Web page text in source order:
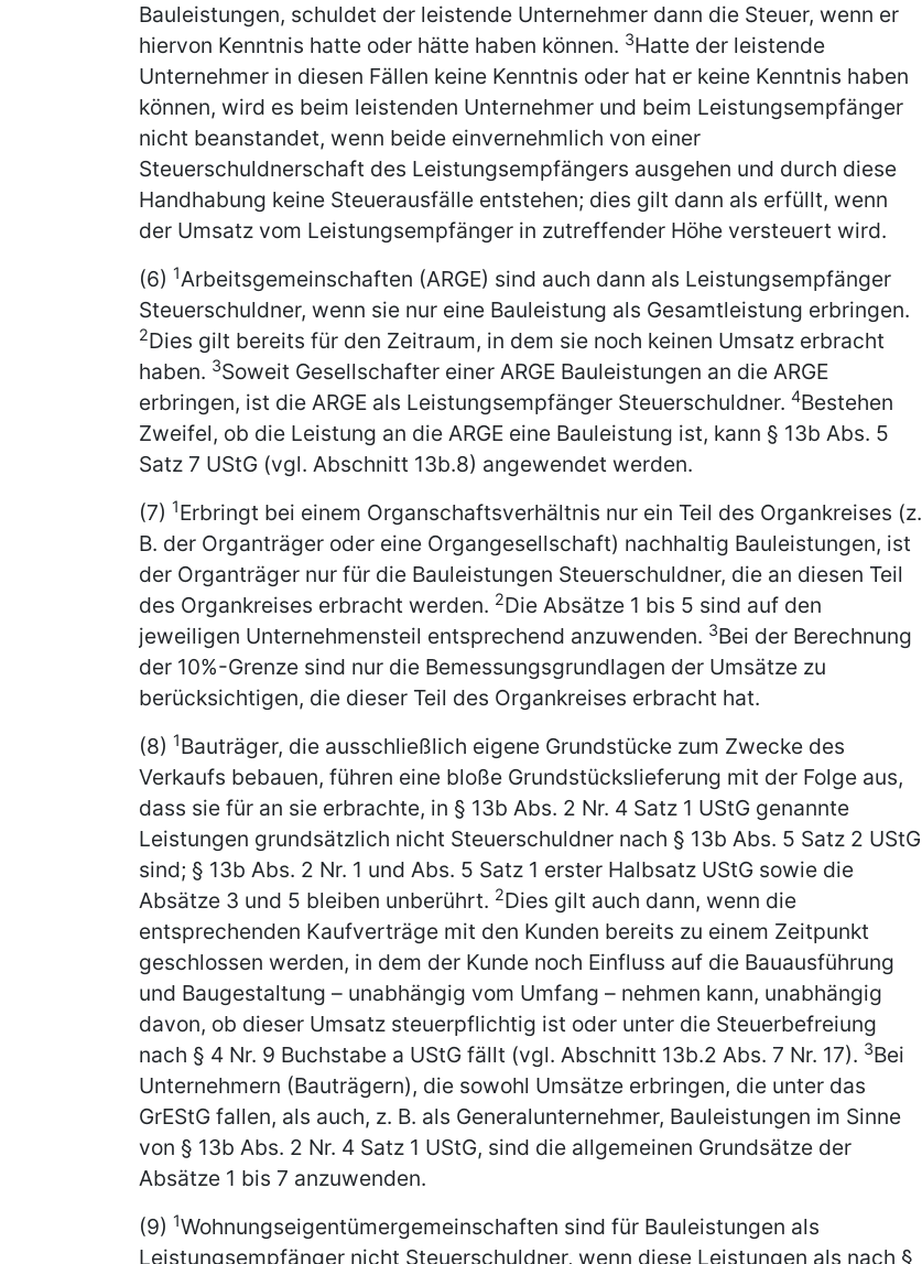
Bauleistungen, schuldet der leistende Unternehmer dann die Steuer, wenn er
hiervon Kenntnis hatte oder hätte haben können. 3Hatte der leistende
Unternehmer in diesen Fällen keine Kenntnis oder hat er keine Kenntnis haben
können, wird es beim leistenden Unternehmer und beim Leistungsempfänger
nicht beanstandet, wenn beide einvernehmlich von einer
Steuerschuldnerschaft des Leistungsempfängers ausgehen und durch diese
Handhabung keine Steuerausfälle entstehen; dies gilt dann als erfüllt, wenn
der Umsatz vom Leistungsempfänger in zutreffender Höhe versteuert wird.
(6) 1Arbeitsgemeinschaften (ARGE) sind auch dann als Leistungsempfänger
Steuerschuldner, wenn sie nur eine Bauleistung als Gesamtleistung erbringen.
2Dies gilt bereits für den Zeitraum, in dem sie noch keinen Umsatz erbracht
haben. 3Soweit Gesellschafter einer ARGE Bauleistungen an die ARGE
erbringen, ist die ARGE als Leistungsempfänger Steuerschuldner. 4Bestehen
Zweifel, ob die Leistung an die ARGE eine Bauleistung ist, kann § 13b Abs. 5
Satz 7 UStG (vgl. Abschnitt 13b.8) angewendet werden.
(7) 1Erbringt bei einem Organschaftsverhältnis nur ein Teil des Organkreises (z.
B. der Organträger oder eine Organgesellschaft) nachhaltig Bauleistungen, ist
der Organträger nur für die Bauleistungen Steuerschuldner, die an diesen Teil
des Organkreises erbracht werden. 2Die Absätze 1 bis 5 sind auf den
jeweiligen Unternehmensteil entsprechend anzuwenden. 3Bei der Berechnung
der 10%-Grenze sind nur die Bemessungsgrundlagen der Umsätze zu
berücksichtigen, die dieser Teil des Organkreises erbracht hat.
(8) 1Bauträger, die ausschließlich eigene Grundstücke zum Zwecke des
Verkaufs bebauen, führen eine bloße Grundstückslieferung mit der Folge aus,
dass sie für an sie erbrachte, in § 13b Abs. 2 Nr. 4 Satz 1 UStG genannte
Leistungen grundsätzlich nicht Steuerschuldner nach § 13b Abs. 5 Satz 2 UStG
sind; § 13b Abs. 2 Nr. 1 und Abs. 5 Satz 1 erster Halbsatz UStG sowie die
Absätze 3 und 5 bleiben unberührt. 2Dies gilt auch dann, wenn die
entsprechenden Kaufverträge mit den Kunden bereits zu einem Zeitpunkt
geschlossen werden, in dem der Kunde noch Einfluss auf die Bauausführung
und Baugestaltung – unabhängig vom Umfang – nehmen kann, unabhängig
davon, ob dieser Umsatz steuerpflichtig ist oder unter die Steuerbefreiung
nach § 4 Nr. 9 Buchstabe a UStG fällt (vgl. Abschnitt 13b.2 Abs. 7 Nr. 17). 3Bei
Unternehmern (Bauträgern), die sowohl Umsätze erbringen, die unter das
GrEStG fallen, als auch, z. B. als Generalunternehmer, Bauleistungen im Sinne
von § 13b Abs. 2 Nr. 4 Satz 1 UStG, sind die allgemeinen Grundsätze der
Absätze 1 bis 7 anzuwenden.
(9) 1Wohnungseigentümergemeinschaften sind für Bauleistungen als
Leistungsempfänger nicht Steuerschuldner, wenn diese Leistungen als nach §